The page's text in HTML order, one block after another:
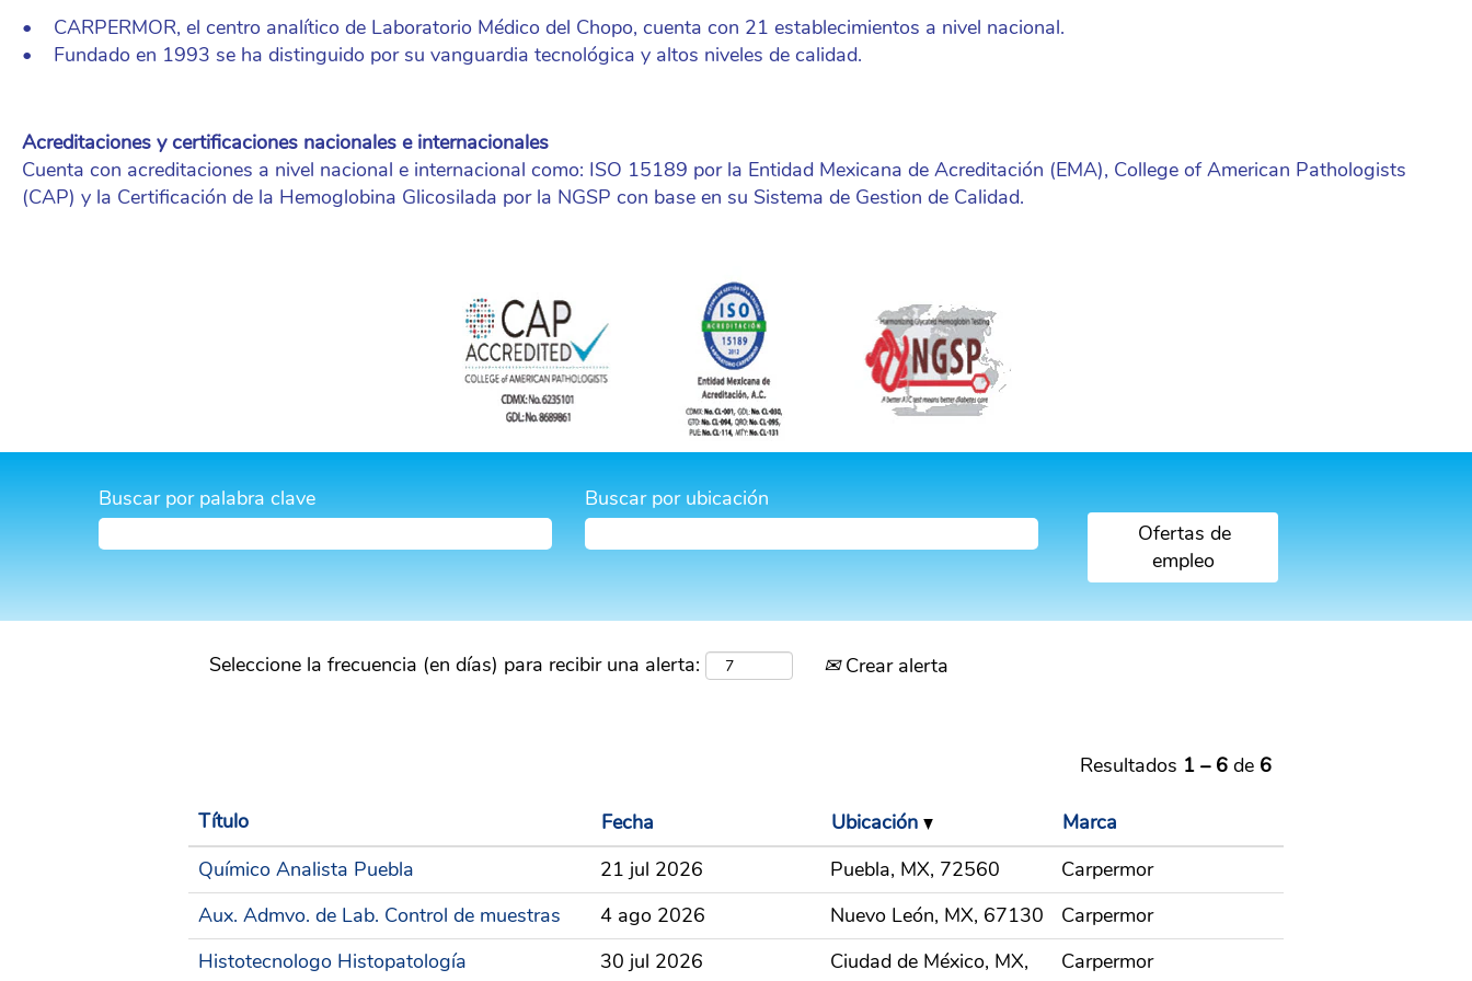
• CARPERMOR, el centro analítico de Laboratorio Médico del Chopo, cuenta con 21 establecimientos a nivel nacional.
• Fundado en 1993 se ha distinguido por su vanguardia tecnológica y altos niveles de calidad.
Acreditaciones y certificaciones nacionales e internacionales
Cuenta con acreditaciones a nivel nacional e internacional como: ISO 15189 por la Entidad Mexicana de Acreditación (EMA), College of American Pathologists
(CAP) y la Certificación de la Hemoglobina Glicosilada por la NGSP con base en su Sistema de Gestion de Calidad.
Buscar por palabra clave Buscar por ubicación
Seleccione la frecuencia (en días) para recibir una alerta: Crear alerta
Resultados 1 – 6 de 6
Título Fecha Ubicación
Marca
Químico Analista Puebla
21 jul 2026 Puebla, MX, 72560
Carpermor
Aux. Admvo. de Lab. Control de muestras
4 ago 2026 Nuevo León, MX, 67130
Carpermor
Histotecnologo Histopatología
30 jul 2026
Ciudad de México, MX,
Carpermor